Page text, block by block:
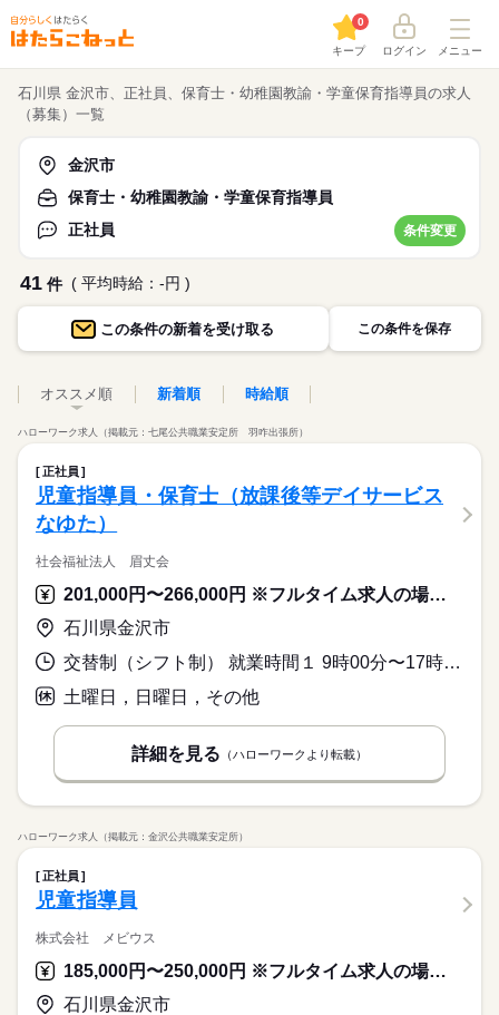
キープ
0
ログイン メニュー
石川県 金沢市、正社員、保育士・幼稚園教諭・学童保育指導員の求人
（募集）一覧
金沢市
保育士・幼稚園教諭・学童保育指導員
正社員
条件変更
41 件 ( 平均時給：-円 )
この条件の新着を受け取る この条件を保存
オススメ順 新着順 時給順
ハローワーク求人（掲載元：七尾公共職業安定所 羽咋出張所）
正社員
児童指導員・保育士（放課後等デイサービス
なゆた）
社会福祉法人 眉丈会
201,000円〜266,000円 ※フルタイム求人の場合は月額（換算額）、パート求人の場合は時間額を表示しています。
石川県金沢市
交替制（シフト制） 就業時間１ 9時00分〜17時45分 就業時間２ 10時00分〜18時45分
土曜日，日曜日，その他
詳細を見る （ハローワークより転載）
ハローワーク求人（掲載元：金沢公共職業安定所）
正社員
児童指導員
株式会社 メビウス
185,000円〜250,000円 ※フルタイム求人の場合は月額（換算額）、パート求人の場合は時間額を表示しています。
石川県金沢市